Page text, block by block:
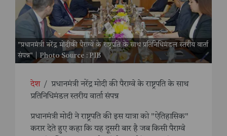
"प्रधानमंत्री नरेंद्र मोदीकी पैराग्वे के राष्ट्रपति के साथ प्रतिनिधिमंडल स्तरीय वार्ता
संपन्न" | Photo Source : PIB
देश / प्रधानमंत्री नरेंद्र मोदी की पैराग्वे के राष्ट्रपति के साथ
प्रतिनिधिमंडल स्तरीय वार्ता संपन्न
प्रधानमंत्री मोदी ने राष्ट्रपति की इस यात्रा को "ऐतिहासिक"
करार देते हुए कहा कि यह दूसरी बार है जब किसी पैराग्वे